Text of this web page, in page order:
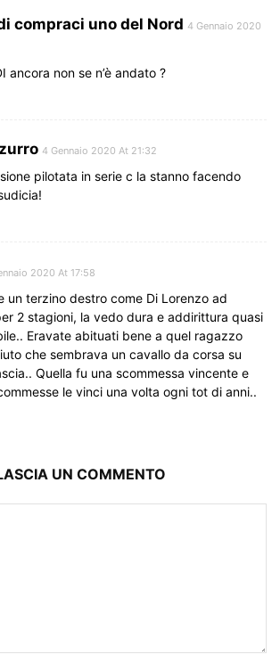
compraci uno del Nord 4 Gennaio 2020
ancora non se n’è andato ?
4 Gennaio 2020 At 21:32
pilotata in serie c la stanno facendo
2020 At 17:58
un terzino destro come Di Lorenzo ad
2 stagioni, la vedo dura e addirittura quasi
Eravate abituati bene a quel ragazzo
che sembrava un cavallo da corsa su
Quella fu una scommessa vincente e
le vinci una volta ogni tot di anni..
UN COMMENTO